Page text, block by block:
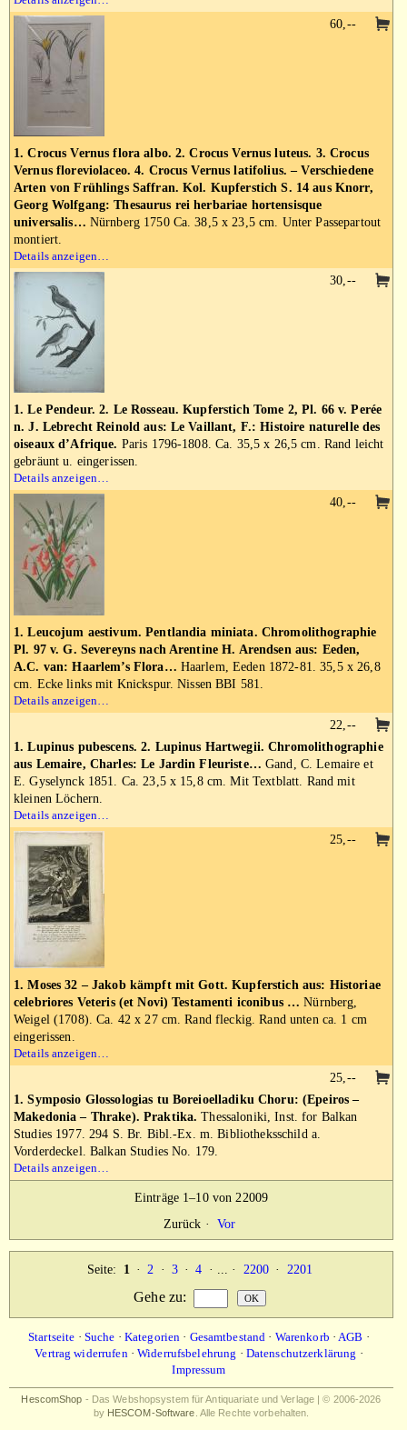
1. Crocus Vernus flora albo. 2. Crocus Vernus luteus. 3. Crocus
Vernus floreviolaceo. 4. Crocus Vernus latifolius. – Verschiedene
Arten von Frühlings Saffran. Kol. Kupferstich S. 14 aus Knorr,
Georg Wolfgang: Thesaurus rei herbariae hortensisque
universalis… Nürnberg 1750 Ca. 38,5 x 23,5 cm. Unter Passepartout
montiert.
Details anzeigen…
60,--
1. Le Pendeur. 2. Le Rosseau. Kupferstich Tome 2, Pl. 66 v. Perée
n. J. Lebrecht Reinold aus: Le Vaillant, F.: Histoire naturelle des
oiseaux d’Afrique. Paris 1796-1808. Ca. 35,5 x 26,5 cm. Rand leicht
gebräunt u. eingerissen.
Details anzeigen…
30,--
1. Leucojum aestivum. Pentlandia miniata. Chromolithographie
Pl. 97 v. G. Severeyns nach Arentine H. Arendsen aus: Eeden,
A.C. van: Haarlem’s Flora… Haarlem, Eeden 1872-81. 35,5 x 26,8
cm. Ecke links mit Knickspur. Nissen BBI 581.
Details anzeigen…
40,--
1. Lupinus pubescens. 2. Lupinus Hartwegii. Chromolithographie
aus Lemaire, Charles: Le Jardin Fleuriste… Gand, C. Lemaire et
E. Gyselynck 1851. Ca. 23,5 x 15,8 cm. Mit Textblatt. Rand mit
kleinen Löchern.
Details anzeigen…
22,--
1. Moses 32 – Jakob kämpft mit Gott. Kupferstich aus: Historiae
celebriores Veteris (et Novi) Testamenti iconibus … Nürnberg,
Weigel (1708). Ca. 42 x 27 cm. Rand fleckig. Rand unten ca. 1 cm
eingerissen.
Details anzeigen…
25,--
1. Symposio Glossologias tu Boreioelladiku Choru: (Epeiros –
Makedonia – Thrake). Praktika. Thessaloniki, Inst. for Balkan
Studies 1977. 294 S. Br. Bibl.-Ex. m. Bibliotheksschild a.
Vorderdeckel. Balkan Studies No. 179.
Details anzeigen…
25,--
Einträge 1–10 von 22009
Zurück · Vor
Seite: 1 · 2 · 3 · 4 · ... · 2200 · 2201
Gehe zu:
Startseite · Suche · Kategorien · Gesamtbestand · Warenkorb ·AGB ·
Vertrag widerrufen·Widerrufsbelehrung · Datenschutzerklärung ·
Impressum
HescomShop - Das Webshopsystem für Antiquariate und Verlage | © 2006-2026
by HESCOM-Software . Alle Rechte vorbehalten.